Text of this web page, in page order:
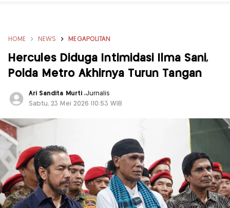
HOME NEWS MEGAPOLITAN
Hercules Diduga Intimidasi Ilma Sani,
Polda Metro Akhirnya Turun Tangan
Ari Sandita Murti ,Jurnalis
Sabtu, 23 Mei 2026 |10:53 WIB